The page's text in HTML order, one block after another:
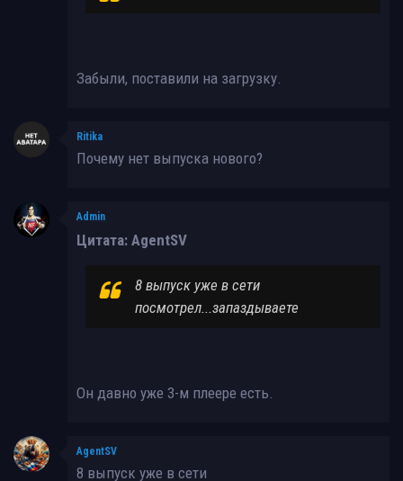
Забыли, поставили на загрузку.
Ritika
Почему нет выпуска нового?
Admin
Цитата: AgentSV
8 выпуск уже в сети
посмотрел...запаздываете
Он давно уже 3-м плеере есть.
AgentSV
8 выпуск уже в сети